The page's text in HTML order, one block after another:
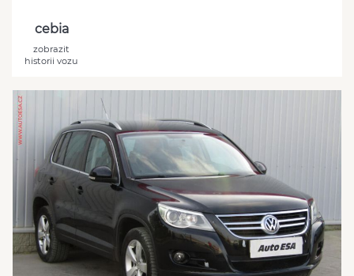
cebia
zobrazit
historii vozu